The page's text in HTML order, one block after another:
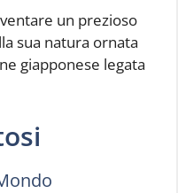
un prezioso
sua natura ornata
giapponese legata